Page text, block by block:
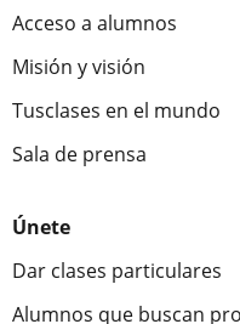
Acceso a alumnos
Misión y visión
Tusclases en el mundo
Sala de prensa
Únete
Dar clases particulares
Alumnos que buscan